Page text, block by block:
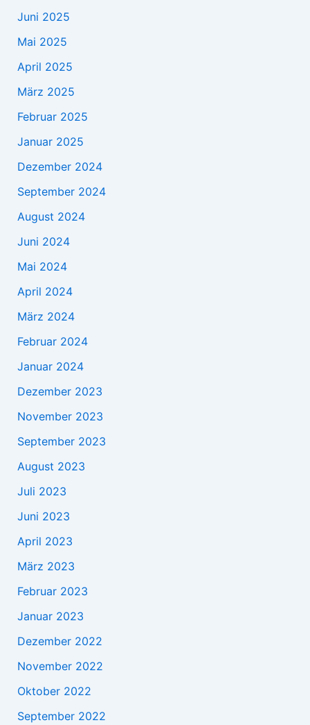
Juni 2025
Mai 2025
April 2025
März 2025
Februar 2025
Januar 2025
Dezember 2024
September 2024
August 2024
Juni 2024
Mai 2024
April 2024
März 2024
Februar 2024
Januar 2024
Dezember 2023
November 2023
September 2023
August 2023
Juli 2023
Juni 2023
April 2023
März 2023
Februar 2023
Januar 2023
Dezember 2022
November 2022
Oktober 2022
September 2022